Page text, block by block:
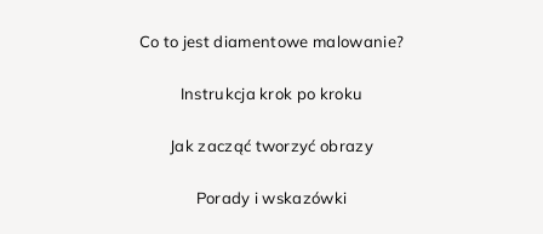
Co to jest diamentowe malowanie?
Instrukcja krok po kroku
Jak zacząć tworzyć obrazy
Porady i wskazówki